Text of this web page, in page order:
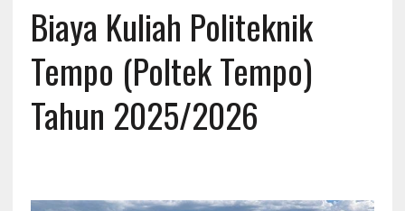
Biaya Kuliah Politeknik
Tempo (Poltek Tempo)
Tahun 2025/2026